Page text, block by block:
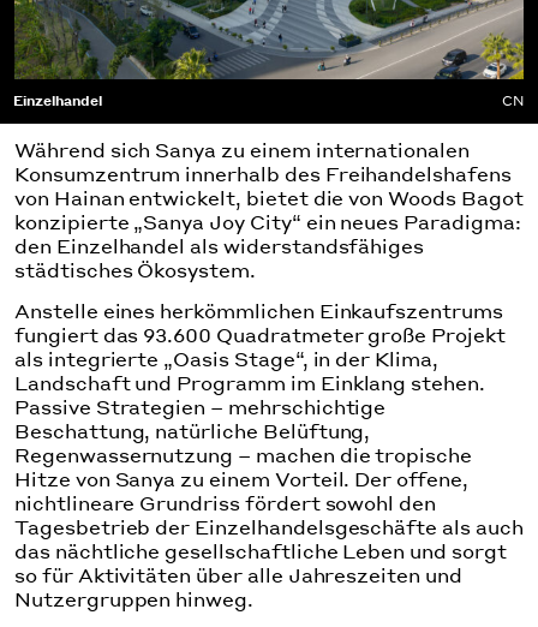
Einzelhandel CN
Während sich Sanya zu einem internationalen
Konsumzentrum innerhalb des Freihandelshafens
von Hainan entwickelt, bietet die von Woods Bagot
konzipierte „Sanya Joy City“ ein neues Paradigma:
den Einzelhandel als widerstandsfähiges
städtisches Ökosystem.
Anstelle eines herkömmlichen Einkaufszentrums
fungiert das 93.600 Quadratmeter große Projekt
als integrierte „Oasis Stage“, in der Klima,
Landschaft und Programm im Einklang stehen.
Passive Strategien – mehrschichtige
Beschattung, natürliche Belüftung,
Regenwassernutzung – machen die tropische
Hitze von Sanya zu einem Vorteil. Der offene,
nichtlineare Grundriss fördert sowohl den
Tagesbetrieb der Einzelhandelsgeschäfte als auch
das nächtliche gesellschaftliche Leben und sorgt
so für Aktivitäten über alle Jahreszeiten und
Nutzergruppen hinweg.